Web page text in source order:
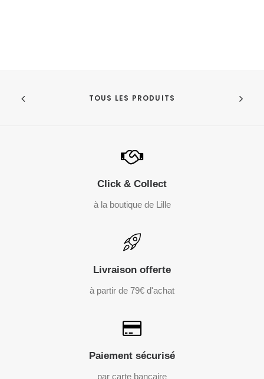
TOUS LES PRODUITS
Click & Collect
à la boutique de Lille
Livraison offerte
à partir de 79€ d'achat
Paiement sécurisé
par carte bancaire